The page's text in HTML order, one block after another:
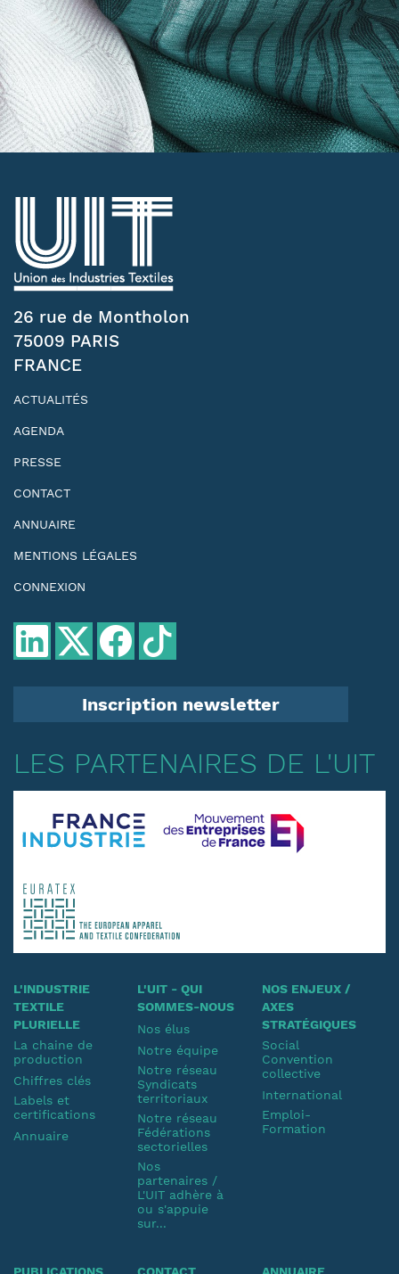
26 rue de Montholon
75009 PARIS
FRANCE
ACTUALITÉS
AGENDA
PRESSE
CONTACT
ANNUAIRE
MENTIONS LÉGALES
CONNEXION
Inscription newsletter
LES PARTENAIRES DE L'UIT
L'INDUSTRIE
TEXTILE
PLURIELLE
La chaine de
production
Chiffres clés
Labels et
certifications
Annuaire
L'UIT - QUI
SOMMES-NOUS
Nos élus
Notre équipe
Notre réseau
Syndicats
territoriaux
Notre réseau
Fédérations
sectorielles
Nos
partenaires /
L'UIT adhère à
ou s'appuie
sur...
NOS ENJEUX /
AXES
STRATÉGIQUES
Social
Convention
collective
International
Emploi-
Formation